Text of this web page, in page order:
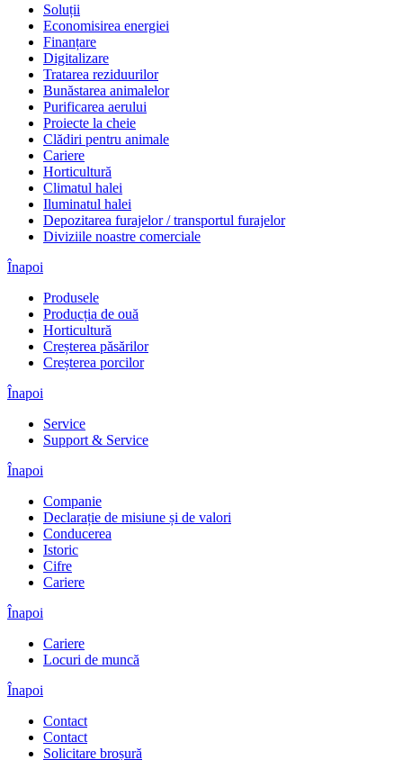
Soluții
Economisirea energiei
Finanțare
Digitalizare
Tratarea reziduurilor
Bunăstarea animalelor
Purificarea aerului
Proiecte la cheie
Clădiri pentru animale
Cariere
Horticultură
Climatul halei
Iluminatul halei
Depozitarea furajelor / transportul furajelor
Diviziile noastre comerciale
Înapoi
Produsele
Producția de ouă
Horticultură
Creșterea păsărilor
Creșterea porcilor
Înapoi
Service
Support & Service
Înapoi
Companie
Declarație de misiune și de valori
Conducerea
Istoric
Cifre
Cariere
Înapoi
Cariere
Locuri de muncă
Înapoi
Contact
Contact
Solicitare broșură